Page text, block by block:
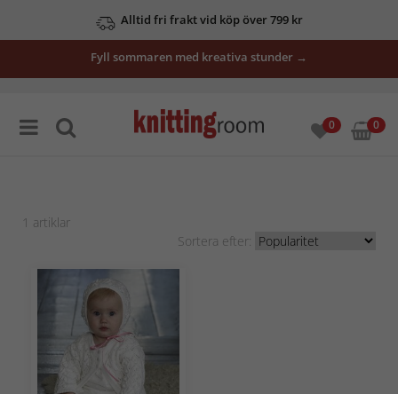
Alltid fri frakt vid köp över 799 kr
Fyll sommaren med kreativa stunder →
0 0
1 artiklar
Sortera efter: